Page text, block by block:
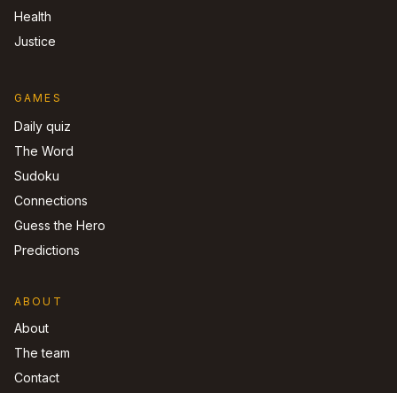
Health
Justice
GAMES
Daily quiz
The Word
Sudoku
Connections
Guess the Hero
Predictions
ABOUT
About
The team
Contact